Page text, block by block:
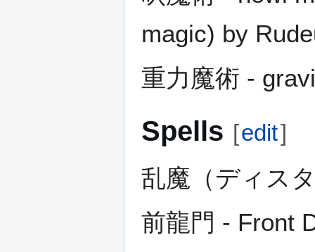
magic) by
重力魔術 -
Spells [edit]
乱魔（ディス
前龍門 - Front